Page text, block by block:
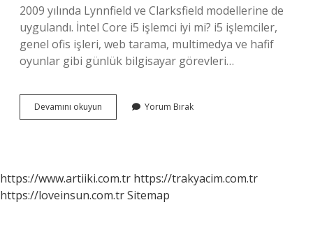
2009 yılında Lynnfield ve Clarksfield modellerine de
uygulandı. İntel Core i5 işlemci iyi mi? i5 işlemciler,
genel ofis işleri, web tarama, multimedya ve hafif
oyunlar gibi günlük bilgisayar görevleri…
Devamını okuyun
Core
Yorum Bırak
https://www.artiiki.com.tr https://trakyacim.com.tr
https://loveinsun.com.trSitemap